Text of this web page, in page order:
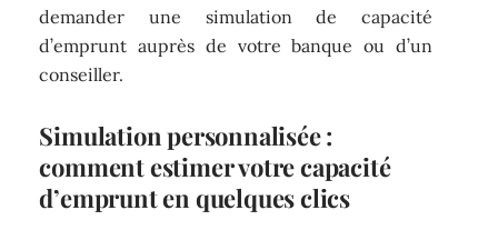
demander une simulation de capacité
d’emprunt auprès de votre banque ou d’un
conseiller.
Simulation personnalisée :
comment estimer votre capacité
d’emprunt en quelques clics